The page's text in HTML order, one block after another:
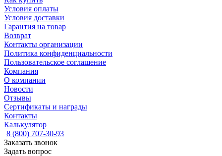
Условия оплаты
Условия доставки
Гарантия на товар
Возврат
Контакты организации
Политика конфиденциальности
Пользовательское соглашение
Компания
О компании
Новости
Отзывы
Сертификаты и награды
Контакты
Калькулятор
8 (800) 707-30-93
Заказать звонок
Задать вопрос